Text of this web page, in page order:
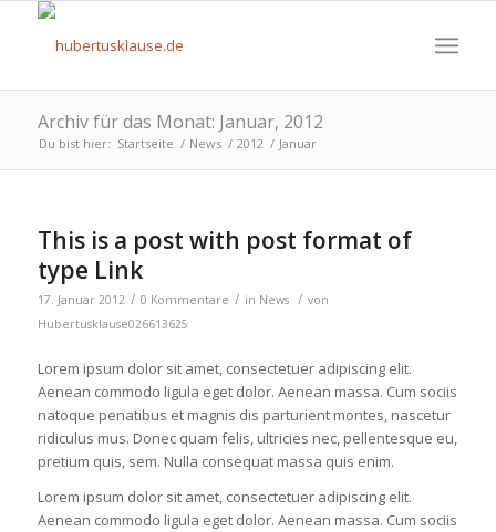
Archiv für das Monat: Januar, 2012
Du bist hier: Startseite / News / 2012 / Januar
This is a post with post format of
type Link
17. Januar 2012 / 0 Kommentare / in News / von
Hubertusklause026613625
Lorem ipsum dolor sit amet, consectetuer adipiscing elit.
Aenean commodo ligula eget dolor. Aenean massa. Cum sociis
natoque penatibus et magnis dis parturient montes, nascetur
ridiculus mus. Donec quam felis, ultricies nec, pellentesque eu,
pretium quis, sem. Nulla consequat massa quis enim.
Lorem ipsum dolor sit amet, consectetuer adipiscing elit.
Aenean commodo ligula eget dolor. Aenean massa. Cum sociis